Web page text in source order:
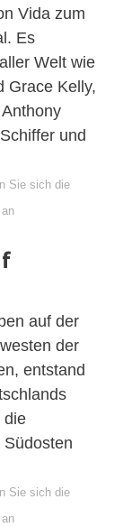
Vida zum
Es
Welt wie
Grace Kelly,
und
Sie sich die
auf der
der
entstand
die
Sie sich die